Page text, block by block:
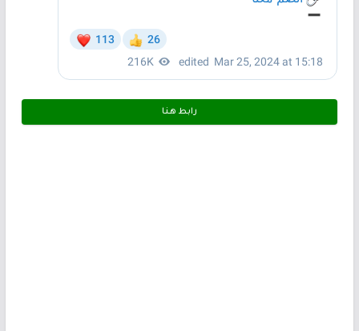
رابط هـنـا